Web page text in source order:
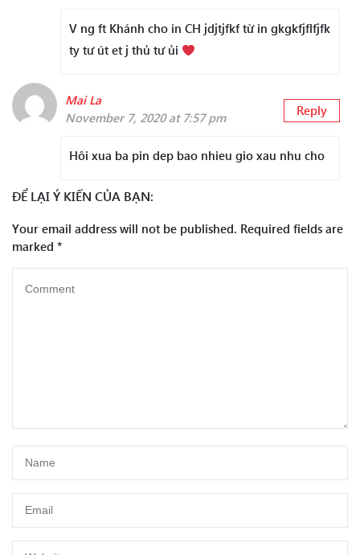
V ng ft Khánh cho in CH jdjtjfkf từ in gkgkfjflfjfk
ty tư út et j thủ tư ủi
Mai La
November 7, 2020 at 7:57 pm
Reply
Hôi xua ba pin dep bao nhieu gio xau nhu cho
ĐỂ LẠI Ý KIẾN CỦA BẠN:
Your email address will not be published. Required fields are
marked *